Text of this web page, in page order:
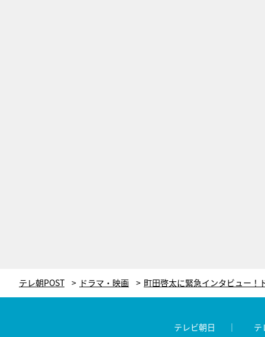
テレ朝POST ドラマ・映画
テレビ朝日 テ